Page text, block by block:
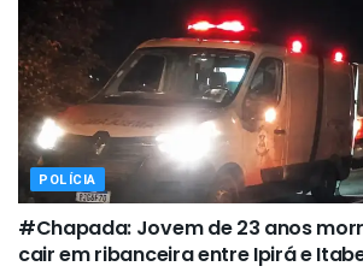
POLÍCIA
#Chapada: Jovem de 23 anos
cair em ribanceira entre Ipirá e